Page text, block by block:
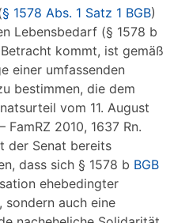
§ 1578 Abs. 1 Satz 1 BGB)
Lebensbedarf (§ 1578 b
kommt, ist gemäß
einer umfassenden
bestimmen, die dem
vom 11. August
– FamRZ 2010, 1637 Rn.
der Senat bereits
dass sich § 1578 b BGB
ehebedingter
sondern auch eine